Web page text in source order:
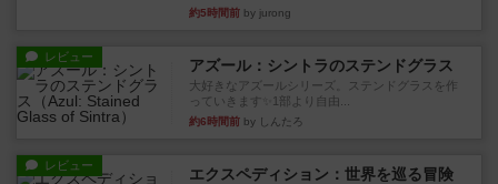
約5時間前 by jurong
レビュー アズール：シントラのステンドグラス
大好きなアズールシリーズ。ステンドグラスを作
っていきます✨1部より自由...
約6時間前 by しんたろ
レビュー エクスペディション：世界を巡る冒険